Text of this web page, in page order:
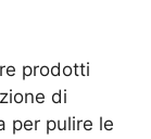
prodotti
di
per pulire le